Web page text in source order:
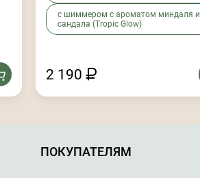
с шиммером с ароматом миндаля и
сандала (Tropic Glow)
2 190
ПОКУПАТЕЛЯМ